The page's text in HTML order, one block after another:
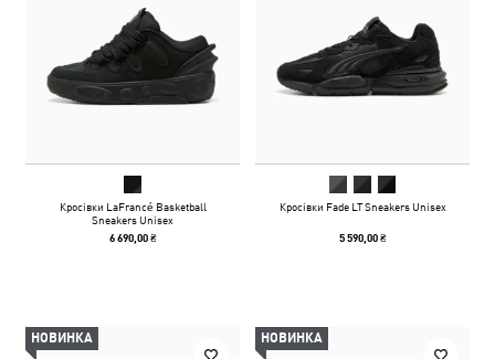
Кросівки LaFrancé Basketball
Sneakers Unisex
6 690,00 ₴
Кросівки Fade LT Sneakers Unisex
5 590,00 ₴
НОВИНКА НОВИНКА